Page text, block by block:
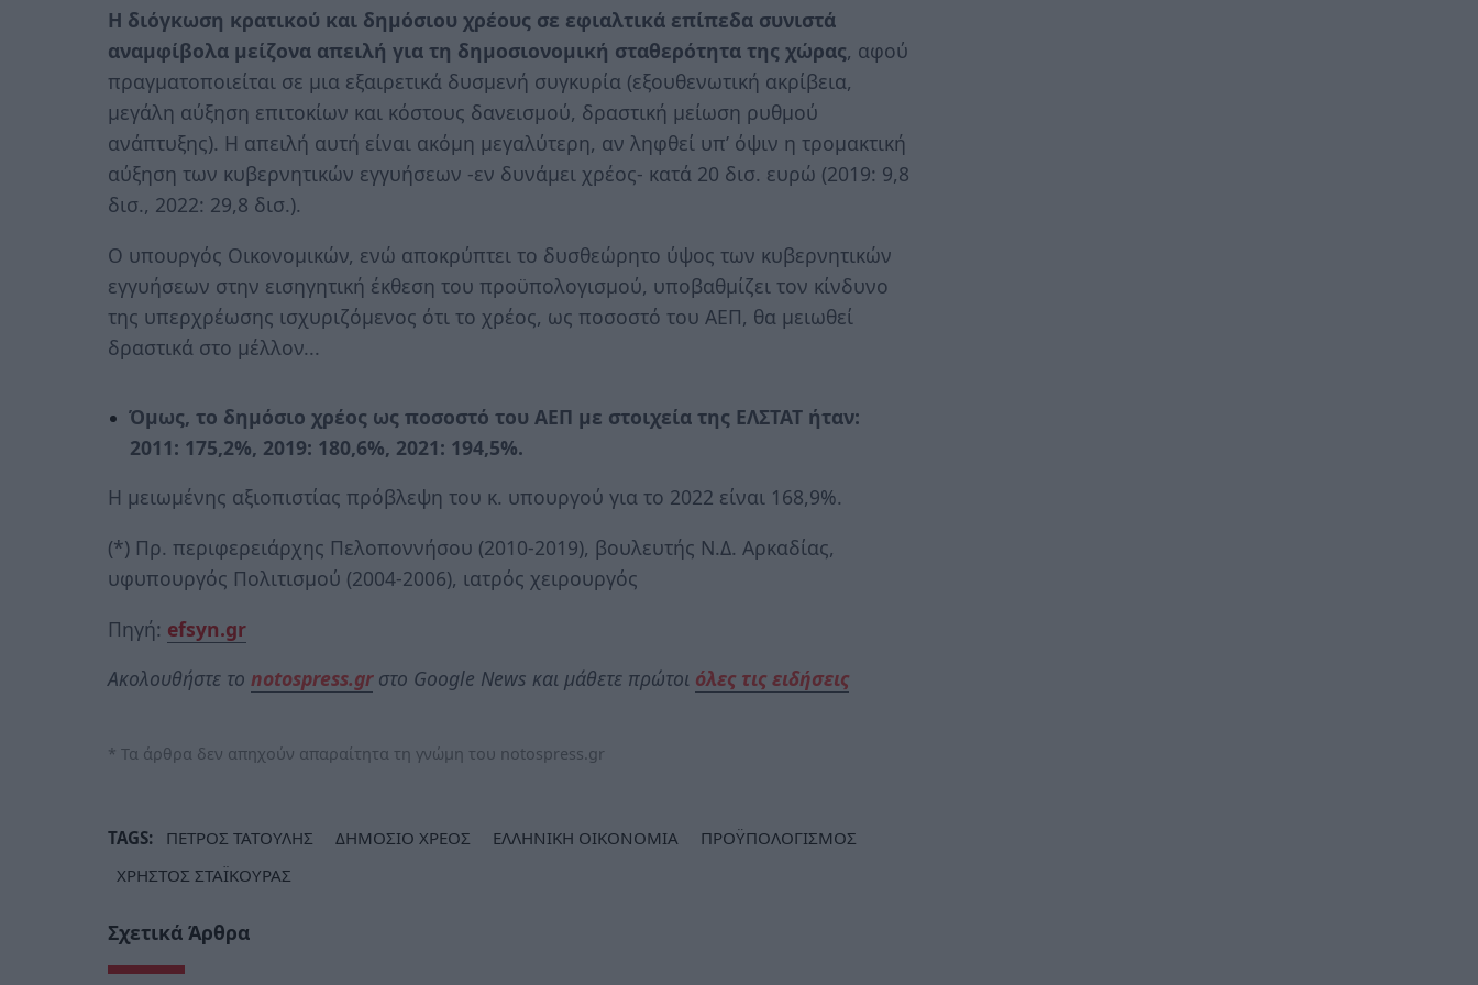
Η διόγκωση κρατικού και δημόσιου χρέους σε εφιαλτικά επίπεδα συνιστά
αναμφίβολα μείζονα απειλή για τη δημοσιονομική σταθερότητα της χώρας, αφού
πραγματοποιείται σε μια εξαιρετικά δυσμενή συγκυρία (εξουθενωτική ακρίβεια,
μεγάλη αύξηση επιτοκίων και κόστους δανεισμού, δραστική μείωση ρυθμού
ανάπτυξης). Η απειλή αυτή είναι ακόμη μεγαλύτερη, αν ληφθεί υπ’ όψιν η τρομακτική
αύξηση των κυβερνητικών εγγυήσεων -εν δυνάμει χρέος- κατά 20 δισ. ευρώ (2019: 9,8
δισ., 2022: 29,8 δισ.).
Ο υπουργός Οικονομικών, ενώ αποκρύπτει το δυσθεώρητο ύψος των κυβερνητικών
εγγυήσεων στην εισηγητική έκθεση του προϋπολογισμού, υποβαθμίζει τον κίνδυνο
της υπερχρέωσης ισχυριζόμενος ότι το χρέος, ως ποσοστό του ΑΕΠ, θα μειωθεί
δραστικά στο μέλλον...
Όμως, το δημόσιο χρέος ως ποσοστό του ΑΕΠ με στοιχεία της ΕΛΣΤΑΤ ήταν:
2011: 175,2%, 2019: 180,6%, 2021: 194,5%.
Η μειωμένης αξιοπιστίας πρόβλεψη του κ. υπουργού για το 2022 είναι 168,9%.
(*) Πρ. περιφερειάρχης Πελοποννήσου (2010-2019), βουλευτής Ν.Δ. Αρκαδίας,
υφυπουργός Πολιτισμού (2004-2006), ιατρός χειρουργός
Πηγή: efsyn.gr
Ακολουθήστε το notospress.grστο Google News και μάθετε πρώτοι όλες τις ειδήσεις
* Τα άρθρα δεν απηχούν απαραίτητα τη γνώμη του notospress.gr
TAGS: ΠΕΤΡΟΣ ΤΑΤΟΥΛΗΣ ΔΗΜΟΣΙΟ ΧΡΕΟΣ ΕΛΛΗΝΙΚΗ ΟΙΚΟΝΟΜΙΑ
ΠΡΟΫΠΟΛΟΓΙΣΜΟΣ
ΧΡΗΣΤΟΣ ΣΤΑΪΚΟΥΡΑΣ
Σχετικά Άρθρα